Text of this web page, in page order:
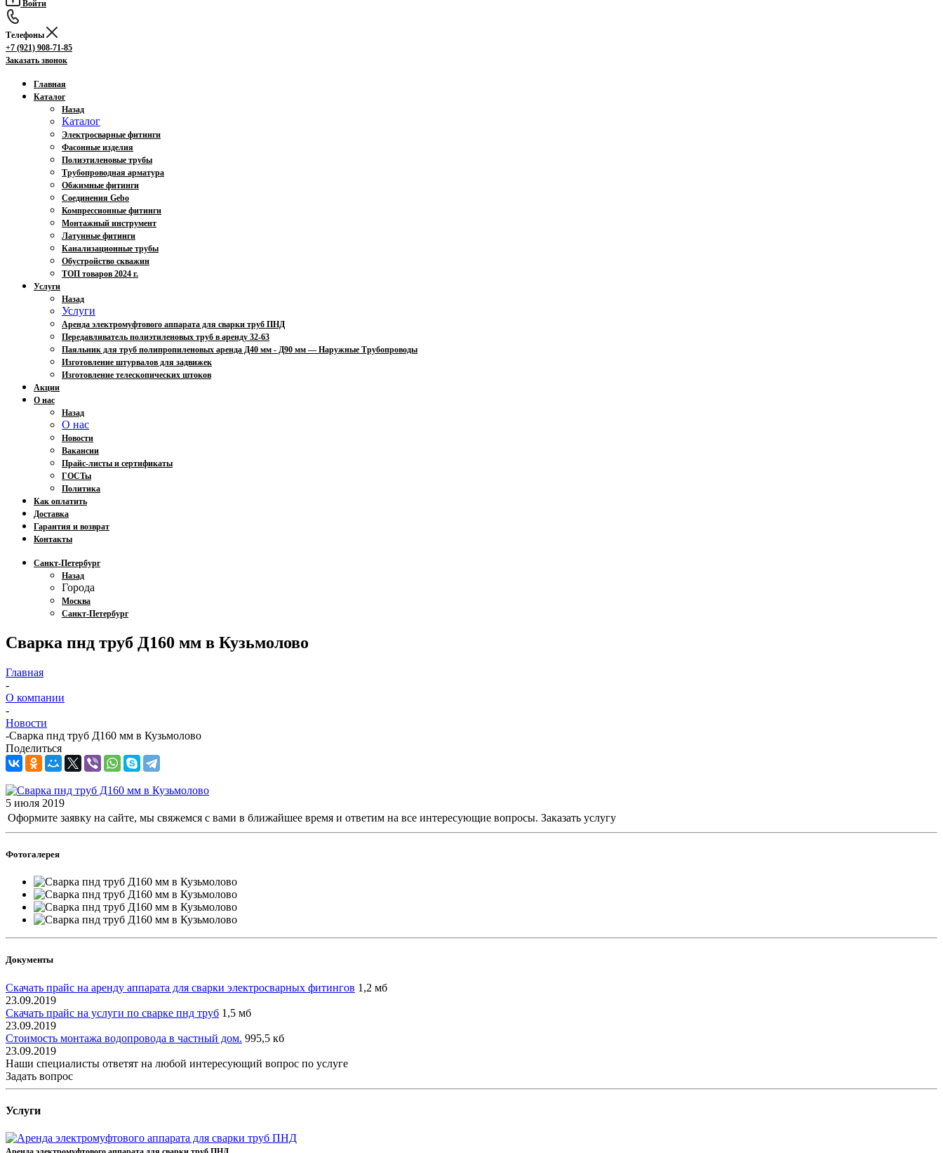
Войти
Телефоны
+7 (921) 908-71-85
Заказать звонок
Главная
Каталог
Назад
Каталог
Электросварные фитинги
Фасонные изделия
Полиэтиленовые трубы
Трубопроводная арматура
Обжимные фитинги
Соединения Gebo
Компрессионные фитинги
Монтажный инструмент
Латунные фитинги
Канализационные трубы
Обустройство скважин
ТОП товаров 2024 г.
Услуги
Назад
Услуги
Аренда электромуфтового аппарата для сварки труб ПНД
Передавливатель полиэтиленовых труб в аренду 32-63
Паяльник для труб полипропиленовых аренда Д40 мм - Д90 мм — Наружные Трубопроводы
Изготовление штурвалов для задвижек
Изготовление телескопических штоков
Акции
О нас
Назад
О нас
Новости
Вакансии
Прайс-листы и сертификаты
ГОСТы
Политика
Как оплатить
Доставка
Гарантия и возврат
Контакты
Санкт-Петербург
Назад
Города
Москва
Санкт-Петербург
Сварка пнд труб Д160 мм в Кузьмолово
Главная
-
О компании
-
Новости
-Сварка пнд труб Д160 мм в Кузьмолово
Поделиться
5 июля 2019
Оформите заявку на сайте, мы свяжемся с вами в ближайшее время и ответим на все интересующие вопросы. Заказать услугу
Фотогалерея
Документы
Скачать прайс на аренду аппарата для сварки электросварных фитингов 1,2 мб
23.09.2019
Скачать прайс на услуги по сварке пнд труб 1,5 мб
23.09.2019
Стоимость монтажа водопровода в частный дом. 995,5 кб
23.09.2019
Наши специалисты ответят на любой интересующий вопрос по услуге
Задать вопрос
Услуги